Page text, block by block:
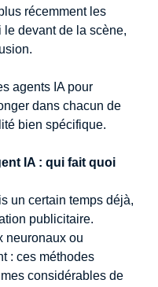
récemment les
devant de la scène,
agents IA pour
dans chacun de
bien spécifique.
IA : qui fait quoi
un certain temps déjà,
publicitaire.
neuronaux ou
: ces méthodes
considérables de